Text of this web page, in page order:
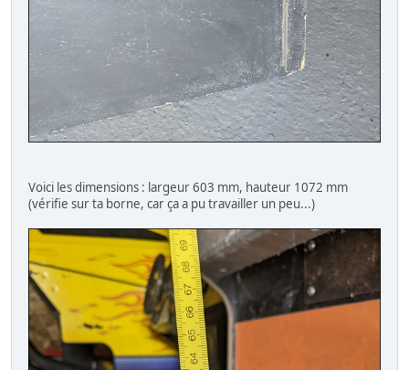
Voici les dimensions : largeur 603 mm, hauteur 1072 mm
(vérifie sur ta borne, car ça a pu travailler un peu...)